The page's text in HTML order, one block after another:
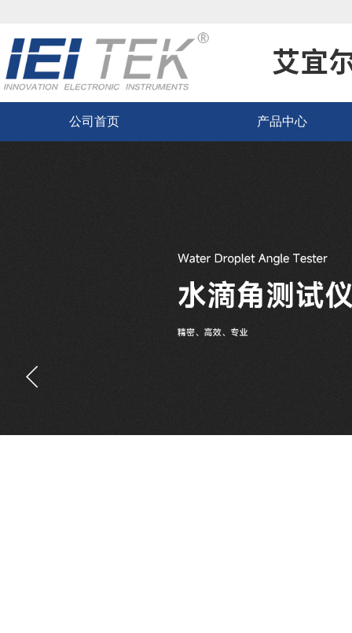
公司首页 产品中心